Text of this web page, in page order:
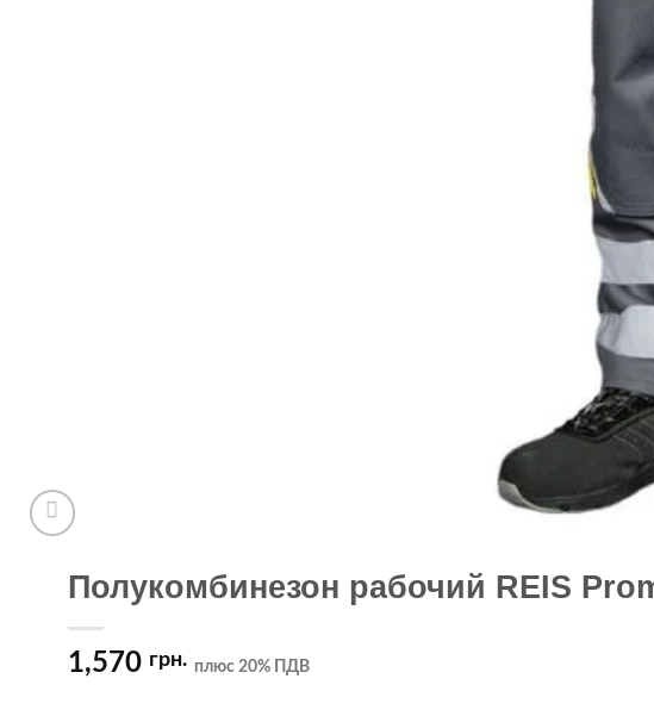
Полукомбинезон рабочий REIS
1,570 грн. плюс 20% ПДВ